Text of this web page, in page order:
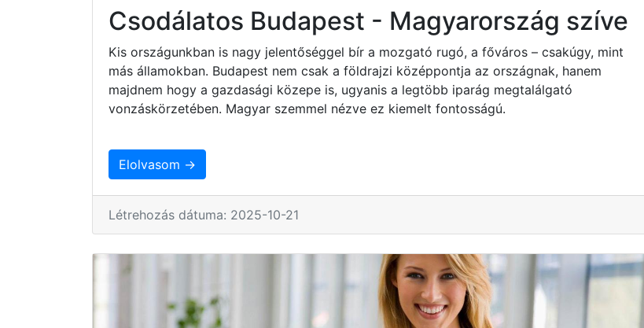
Csodálatos Budapest - Magyarország szíve
Kis országunkban is nagy jelentőséggel bír a mozgató rugó, a főváros – csakúgy, mint
más államokban. Budapest nem csak a földrajzi középpontja az országnak, hanem
majdnem hogy a gazdasági közepe is, ugyanis a legtöbb iparág megtalálgató
vonzáskörzetében. Magyar szemmel nézve ez kiemelt fontosságú.
Elolvasom →
Létrehozás dátuma: 2025-10-21